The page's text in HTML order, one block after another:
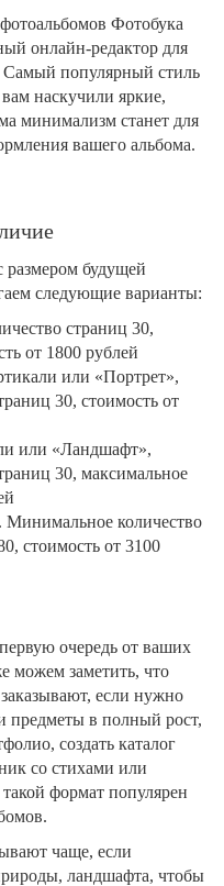
Фотобука
онлайн-редактор для
Самый популярный стиль
наскучили яркие,
минимализм станет для
вашего альбома.
размером будущей
следующие варианты:
страниц 30,
от 1800 рублей
или «Портрет»,
30, стоимость от
или «Ландшафт»,
30, максимальное
Минимальное количество
стоимость от 3100
очередь от ваших
можем заметить, что
если нужно
предметы в полный рост,
создать каталог
со стихами или
формат популярен
чаще, если
ландшафта, чтобы